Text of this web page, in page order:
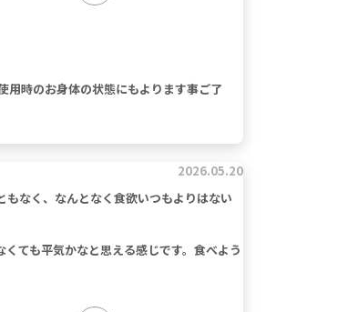
用時のお身体の状態にもよります事ご了
2026.05.20
なく、なんとなく食欲いつもよりはない
ても平気かなと思える感じです。食べよう